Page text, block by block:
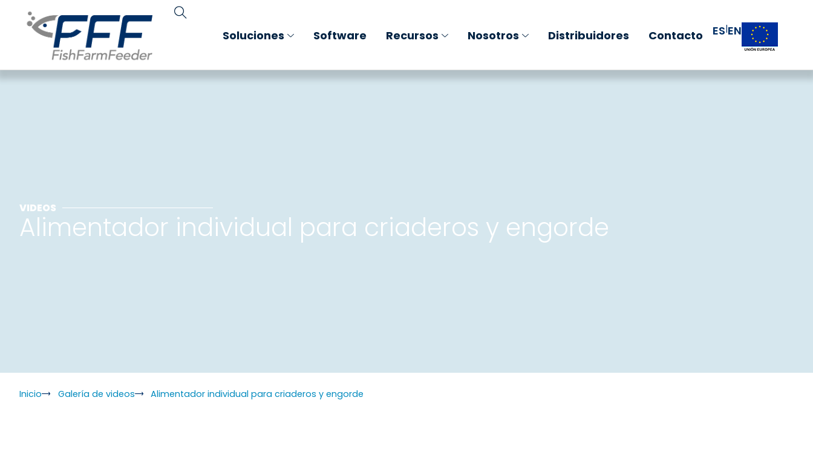
Soluciones Software Recursos Nosotros Distribuidores Contacto ES|EN
VIDEOS
Alimentador individual para criaderos y engorde
Inicio Galería de videos Alimentador individual para criaderos y engorde